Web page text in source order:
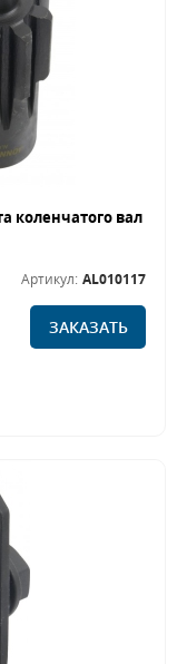
Артикул: AL010117
ЗАКАЗАТЬ